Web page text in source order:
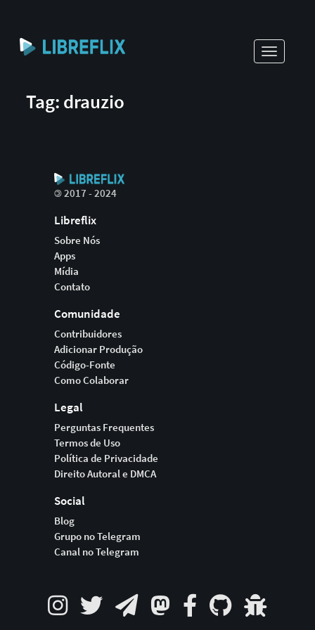
Toggle
Tag: drauzio
©2017 - 2024
Libreflix
Sobre Nós
Apps
Mídia
Contato
Comunidade
Contribuidores
Adicionar Produção
Código-Fonte
Como Colaborar
Legal
Perguntas Frequentes
Termos de Uso
Política de Privacidade
Direito Autoral e DMCA
Social
Blog
Grupo no Telegram
Canal no Telegram